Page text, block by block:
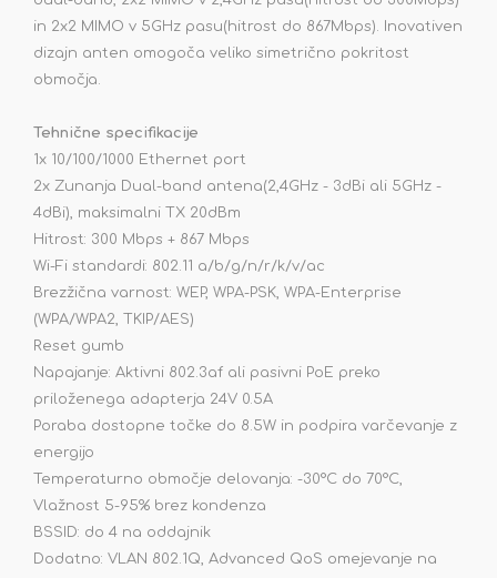
in 2x2 MIMO v 5GHz pasu(hitrost do 867Mbps). Inovativen
dizajn anten omogoča veliko simetrično pokritost
območja.
Tehnične specifikacije
1x 10/100/1000 Ethernet port
2x Zunanja Dual-band antena(2,4GHz - 3dBi ali 5GHz -
4dBi), maksimalni TX 20dBm
Hitrost: 300 Mbps + 867 Mbps
Wi-Fi standardi: 802.11 a/b/g/n/r/k/v/ac
Brezžična varnost: WEP, WPA-PSK, WPA-Enterprise
(WPA/WPA2, TKIP/AES)
Reset gumb
Napajanje: Aktivni 802.3af ali pasivni PoE preko
priloženega adapterja 24V 0.5A
Poraba dostopne točke do 8.5W in podpira varčevanje z
energijo
Temperaturno območje delovanja: -30°C do 70°C,
Vlažnost 5-95% brez kondenza
BSSID: do 4 na oddajnik
Dodatno: VLAN 802.1Q, Advanced QoS omejevanje na